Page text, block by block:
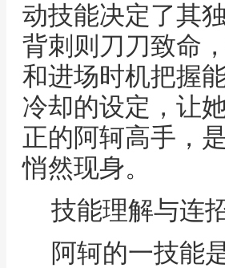
动技能决定了其
背刺则刀刀致命
和进场时机把握
冷却的设定，让
正的阿轲高手，
悄然现身。
技能理解与连
阿轲的一技能